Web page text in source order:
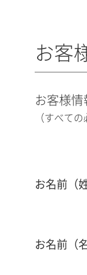
お客
お客様
（すべて
お名前（姓
お名前（名